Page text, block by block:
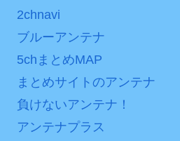
2chnavi
ブルーアンテナ
5chまとめMAP
まとめサイトのアンテナ
負けないアンテナ！
アンテナプラス